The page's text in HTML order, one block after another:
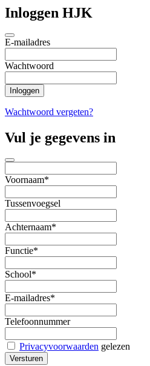
Inloggen HJK
E-mailadres
Wachtwoord
Wachtwoord vergeten?
Vul je gegevens in
Voornaam*
Tussenvoegsel
Achternaam*
Functie*
School*
E-mailadres*
Telefoonnummer
Privacyvoorwaarden gelezen